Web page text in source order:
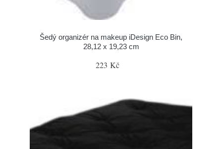
Šedý organizér na makeup iDesign Eco Bin,
28,12 x 19,23 cm
223 Kč